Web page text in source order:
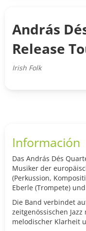
András
Release
Irish Folk
Información
Das András Dés
Musiker der
(Perkussion,
Eberle (Trompete)
Die Band verbindet
zeitgenössischen
melodischer Klarheit